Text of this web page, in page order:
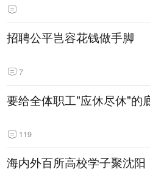
招聘公平岂容花钱做手脚
7
要给全体职工"应休尽休"的
119
海内外百所高校学子聚沈阳